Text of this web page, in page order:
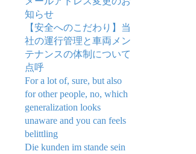
知らせ
【安全へのこだわり】当
社の運行管理と車両メン
テナンスの体制について
点呼
For a lot of, sure, but also
for other people, no, which
generalization looks
unaware and you can feels
belittling
Die kunden im stande sein